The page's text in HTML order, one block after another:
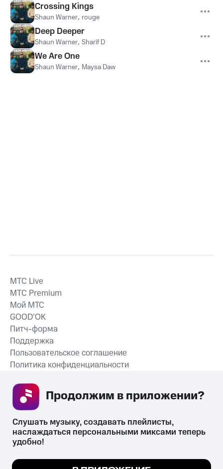
Crossing Kings
Shaun Warner, rouge
Deep Deeper
Shaun Warner, Sharif D
We Are One
Shaun Warner, Maysa Daw
СКАЧАТЬ ПРИЛОЖЕНИЕ
MTС Live
MTС Premium
Мой МТС
GOOD’OK
Питч-форма
Поддержка
Пользовательское соглашение
Политика конфиденциальности
психотропных веществ, их аналогов причиняет вред здоровью,
Мы используем куки, чтобы на сайте все
Слушать музыку, создавать плейлисты,
наслаждаться персональными миксами теперь
удобно!